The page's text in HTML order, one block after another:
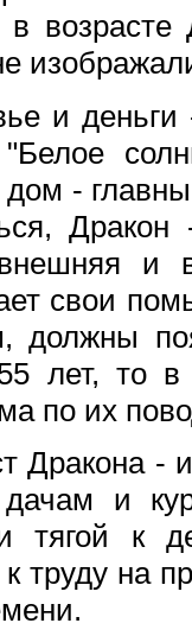
в возрасте
и
-
и
свои
должны
лет, то
по их
Дракона -
и
тягой к
труду на